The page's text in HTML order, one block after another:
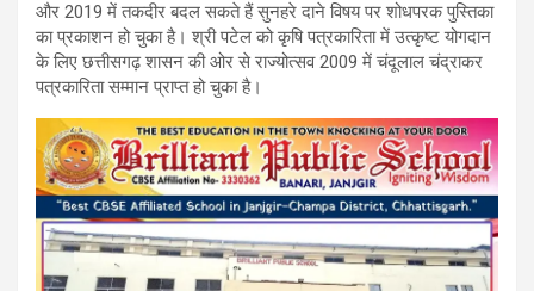
और 2019 में तकदीर बदल सकते हैं सुनहरे दाने विषय पर शोधपरक पुस्तिका
का प्रकाशन हो चुका है। श्री पटेल को कृषि पत्रकारिता में उत्कृष्ट योगदान
के लिए छत्तीसगढ़ शासन की ओर से राज्योत्सव 2009 में चंदूलाल चंद्राकर
पत्रकारिता सम्मान प्राप्त हो चुका है।